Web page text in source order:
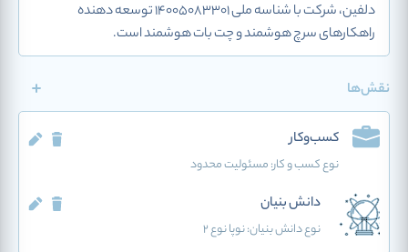
دلفین، شرکت با شناسه ملی 14005083301 توسعه دهنده
راهکارهای سرچ هوشمند و چت بات هوشمند است.
نقش‌ها
کسب‌وکار
نوع کسب و کار:مسئولیت محدود
دانش بنیان
نوع دانش بنیان: نوپا نوع 2